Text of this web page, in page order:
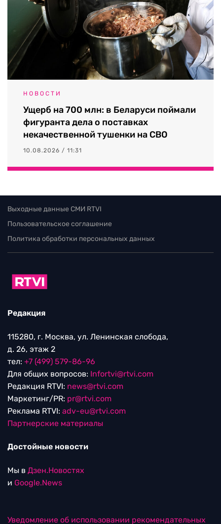
НОВОСТИ
Ущерб на 700 млн: в Беларуси поймали
фигуранта дела о поставках
некачественной тушенки на СВО
10.08.2026 / 11:31
Выходные данные СМИ RTVI
Пользовательское соглашение
Политика обработки персональных данных
Редакция
115280, г. Москва, ул. Ленинская слобода,
д. 26, этаж 2
тел: +7 (499) 579-86-96
Для общих вопросов: Infortvi@rtvi.com
Редакция RTVI: news@rtvi.com
Маркетинг/PR: pr@rtvi.com
Реклама RTVI: adv-eu@rtvi.com
Партнерские материалы
Достойные новости
Мы в Дзен.Новостях
и Google.News
Уведомление об использовании рекомендательных